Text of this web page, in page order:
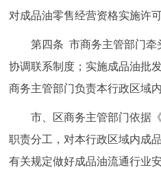
对成品油零售经营资格实施许可
第四条 市商务主管部门牵
协调联系制度；实施成品油批
商务主管部门负责本行政区域
市、区商务主管部门依据《
职责分工，对本行政区域内成
有关规定做好成品油流通行业